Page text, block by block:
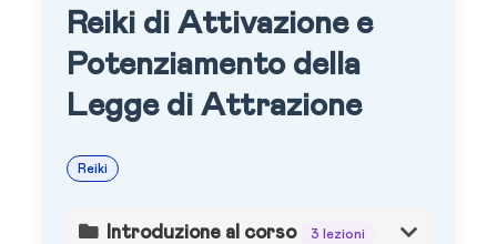
Reiki di Attivazione e
Potenziamento della
Legge di Attrazione
Reiki
Introduzione al corso 3 lezioni